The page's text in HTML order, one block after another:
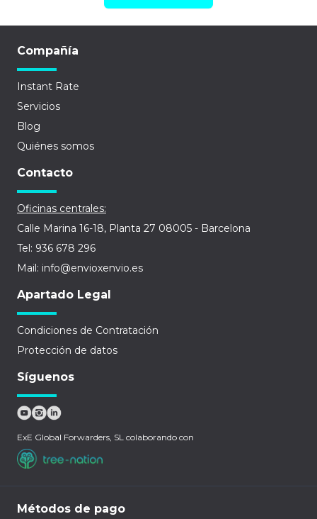
Compañía
Instant Rate
Servicios
Blog
Quiénes somos
Contacto
Oficinas centrales:
Calle Marina 16-18, Planta 27 08005 - Barcelona
Tel: 936 678 296
Mail: info@envioxenvio.es
Apartado Legal
Condiciones de Contratación
Protección de datos
Síguenos
ExE Global Forwarders, SL colaborando con
Métodos de pago